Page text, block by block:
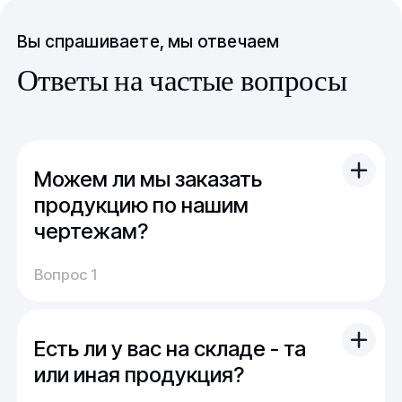
Вы спрашиваете, мы отвечаем
Ответы на частые вопросы
Можем ли мы заказать
продукцию по нашим
чертежам?
Вы можете отправить свой чертеж/проект
(в т.ч. примерный) с техническим заданием.
Мы можем изготовить для вас как мелкую
продукцию (метизы, точеные отводы,
детали), так и большие изделия
Вопрос 1
Есть ли у вас на складе - та
или иная продукция?